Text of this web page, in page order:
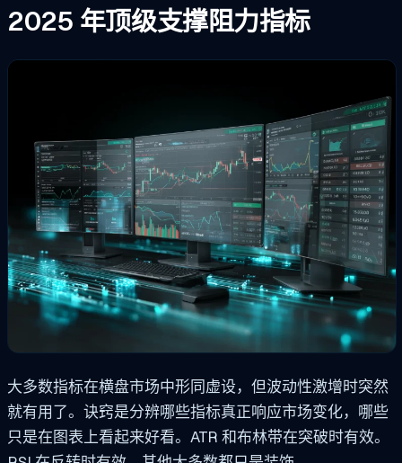
2025 年顶级支撑阻力指标
大多数指标在横盘市场中形同虚设，但波动性激增时突然
就有用了。诀窍是分辨哪些指标真正响应市场变化，哪些
只是在图表上看起来好看。ATR 和布林带在突破时有效。